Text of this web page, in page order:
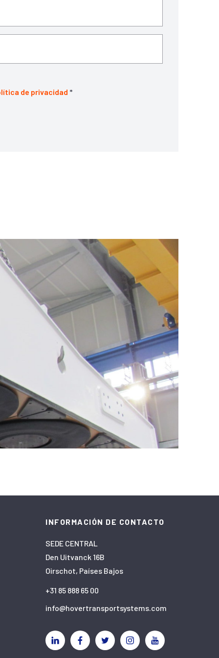
de privacidad *
INFORMACIÓN DE CONTACTO
SEDE CENTRAL
Den Uitvanck 16B
Oirschot, Países Bajos
+31 85 888 65 00
info@hovertransportsystems.com
LinkedinFacebookTwitterInstagramYouTube